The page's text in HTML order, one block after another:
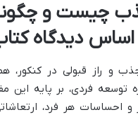
چیست و
اساس دیدگاه
و راز قبولی در کنکور،
توسعه فردی، بر پایه این
و احساسات هر فرد،